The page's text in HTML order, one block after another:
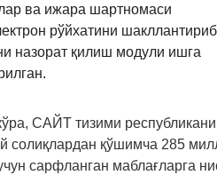
ва ижара шартномаси
рўйхатини
назорат қилиш модули ишга
САЙТ тизими
солиқлардан қўшимча 285
сарфланган маблағларга